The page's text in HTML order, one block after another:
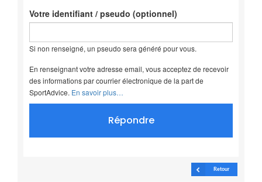
Votre identifiant / pseudo (optionnel)
Si non renseigné, un pseudo sera généré pour vous.
En renseignant votre adresse email, vous acceptez de recevoir
des informations par courrier électronique de la part de
SportAdvice. En savoir plus…
Répondre
Retour